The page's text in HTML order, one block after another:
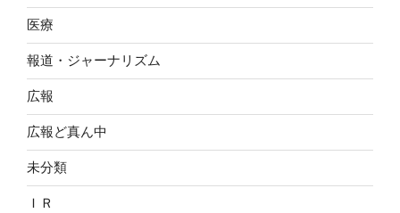
医療
報道・ジャーナリズム
広報
広報ど真ん中
未分類
ＩＲ